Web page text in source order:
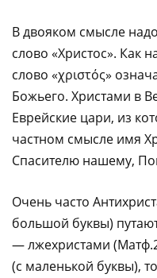
В двояком смысле
слово «Христос». Как
слово «χριστός»
Божьего. Христами в
Еврейские цари, из
частном смысле имя
Спасителю нашему,
Очень часто
большой буквы)
— лжехристами
(с маленькой буквы),